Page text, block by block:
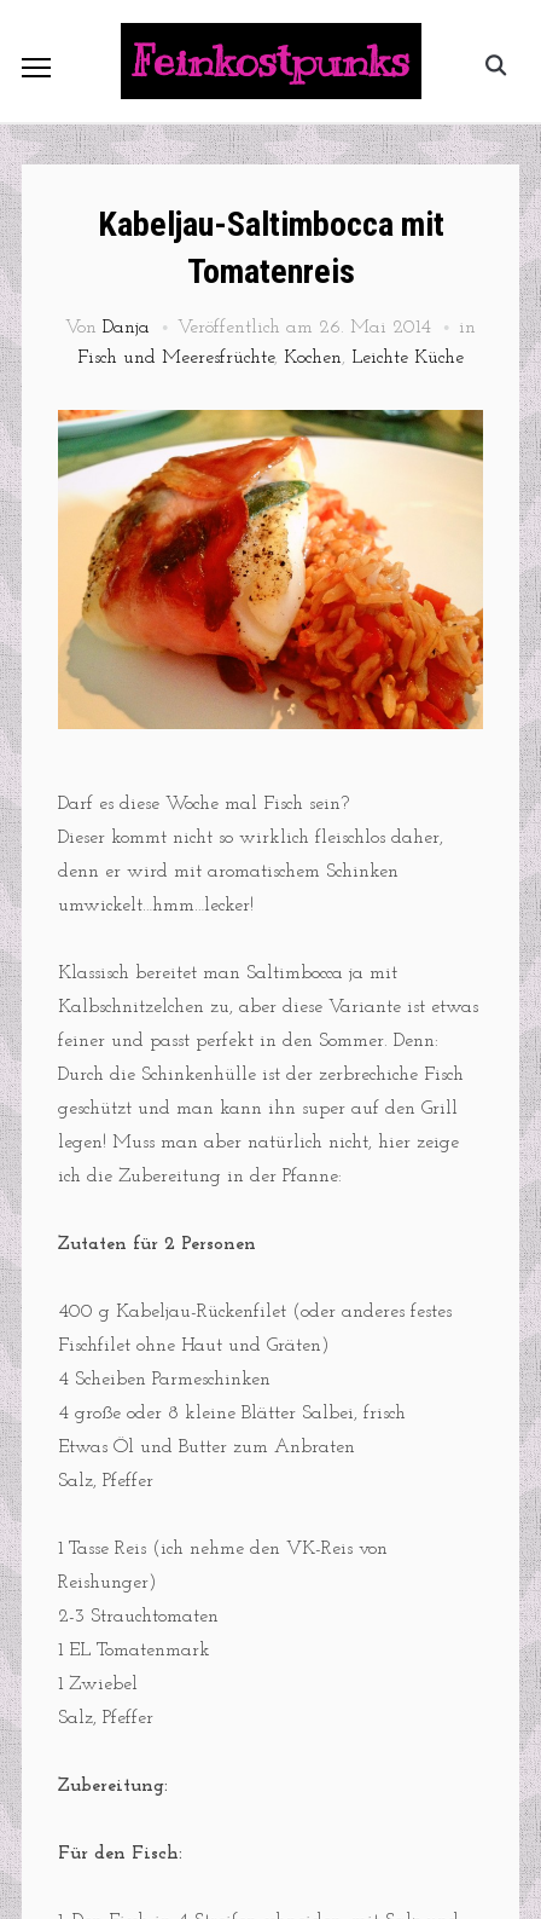
Feinkostpunks
Kabeljau-Saltimbocca mit
Tomatenreis
Von Danja Veröffentlich am 26. Mai 2014
in
Fisch und Meeresfrüchte, Kochen, Leichte Küche
Darf es diese Woche mal Fisch sein?
Dieser kommt nicht so wirklich fleischlos daher,
denn er wird mit aromatischem Schinken
umwickelt…hmm…lecker!
Klassisch bereitet man Saltimbocca ja mit
Kalbschnitzelchen zu, aber diese Variante ist etwas
feiner und passt perfekt in den Sommer. Denn:
Durch die Schinkenhülle ist der zerbrechiche Fisch
geschützt und man kann ihn super auf den Grill
legen! Muss man aber natürlich nicht, hier zeige
ich die Zubereitung in der Pfanne:
Zutaten für 2 Personen
400 g Kabeljau-Rückenfilet (oder anderes festes
Fischfilet ohne Haut und Gräten)
4 Scheiben Parmeschinken
4 große oder 8 kleine Blätter Salbei, frisch
Etwas Öl und Butter zum Anbraten
Salz, Pfeffer
1 Tasse Reis (ich nehme den VK-Reis von
Reishunger)
2-3 Strauchtomaten
1 EL Tomatenmark
1 Zwiebel
Salz, Pfeffer
Zubereitung:
Für den Fisch: